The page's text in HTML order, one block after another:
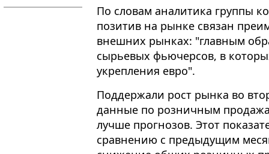
По словам аналитика группы
позитив на рынке связан
внешних рынках: "главным
сырьевых фьючерсов, в
укрепления евро".
Поддержали рост рынка во
данные по розничным
лучше прогнозов. Этот
сравнению с предыдущим